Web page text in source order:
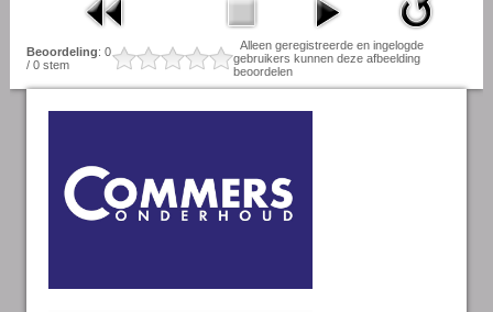
Beoordeling: 0
/ 0 stem
Alleen geregistreerde en ingelogde
gebruikers kunnen deze afbeelding
beoordelen